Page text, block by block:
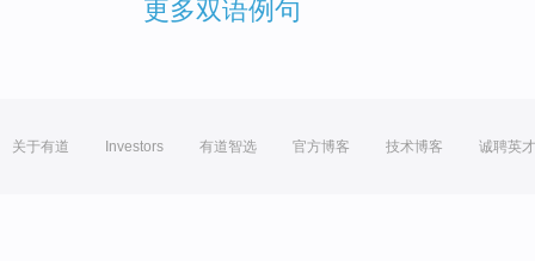
更多双语例句
关于有道 Investors 有道智选 官方博客 技术博客 诚聘英才